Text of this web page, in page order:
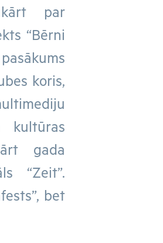
par
“Bērni
koris,
kultūras
gada
“Zeit”.
bet